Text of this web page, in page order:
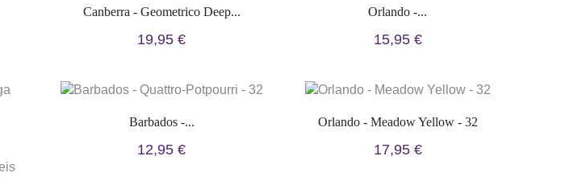
Canberra - Geometrico Deep...
19,95 €
Orlando -...
15,95 €
Barbados -...
12,95 €
Orlando - Meadow Yellow - 32
17,95 €